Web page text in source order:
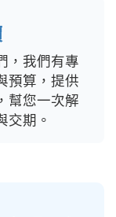
，我們有專
預算，提供
幫您一次解
交期。